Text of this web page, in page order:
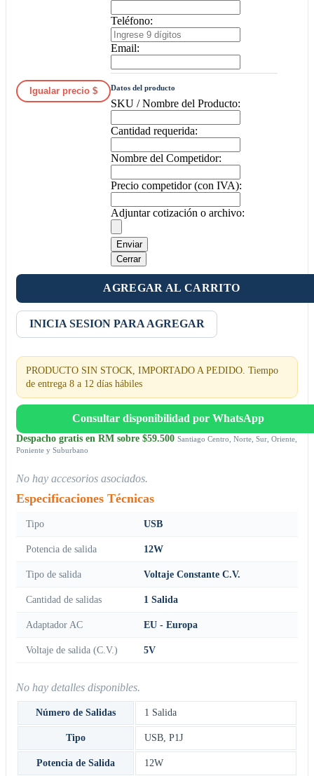
Igualar precio $
Teléfono:
Email:
Datos del producto
SKU / Nombre del Producto:
Cantidad requerida:
Nombre del Competidor:
Precio competidor (con IVA):
Adjuntar cotización o archivo:
Enviar
Cerrar
AGREGAR AL CARRITO
INICIA SESION PARA AGREGAR
PRODUCTO SIN STOCK, IMPORTADO A PEDIDO. Tiempo
de entrega 8 a 12 días hábiles
Consultar disponibilidad por WhatsApp
Despacho gratis en RM sobre $59.500 Santiago Centro, Norte, Sur, Oriente,
Poniente y Suburbano
No hay accesorios asociados.
Especificaciones Técnicas
Tipo USB
Potencia de salida 12W
Tipo de salida Voltaje Constante C.V.
Cantidad de salidas 1 Salida
Adaptador AC EU - Europa
Voltaje de salida (C.V.) 5V
No hay detalles disponibles.
Número de Salidas 1 Salida
Tipo USB P1J
Potencia de Salida 12W